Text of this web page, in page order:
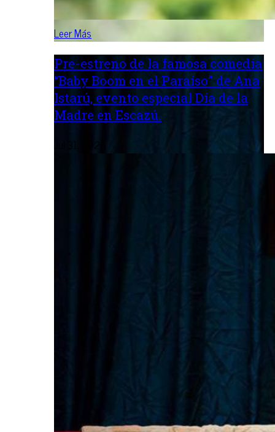
Leer Más
Pre-estreno de la famosa comedia
“Baby Boom en el Paraíso” de Ana
Istarú, evento especial Día de la
Madre en Escazú.
Jul 31, 2026